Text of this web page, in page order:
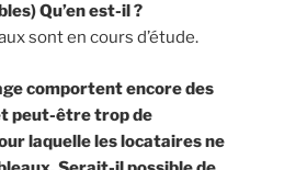
Qu’en est-il ?
sont en cours d’étude.
comportent encore des
peut-être trop de
laquelle les locataires ne